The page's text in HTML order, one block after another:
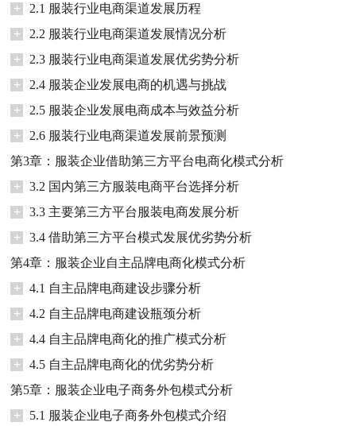
+
2.1 服装行业电商渠道发展历程
+
2.2 服装行业电商渠道发展情况分析
+
2.3 服装行业电商渠道发展优劣势分析
+
2.4 服装企业发展电商的机遇与挑战
+
2.5 服装企业发展电商成本与效益分析
+
2.6 服装行业电商渠道发展前景预测
第3章：服装企业借助第三方平台电商化模式分析
+
3.2 国内第三方服装电商平台选择分析
+
3.3 主要第三方平台服装电商发展分析
+
3.4 借助第三方平台模式发展优劣势分析
第4章：服装企业自主品牌电商化模式分析
+
4.1 自主品牌电商建设步骤分析
+
4.2 自主品牌电商建设瓶颈分析
+
4.4 自主品牌电商化的推广模式分析
+
4.5 自主品牌电商化的优劣势分析
第5章：服装企业电子商务外包模式分析
+
5.1 服装企业电子商务外包模式介绍